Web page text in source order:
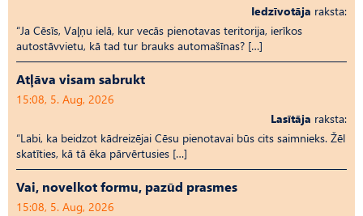
Iedzīvotāja raksta:
“Ja Cēsīs, Vaļņu ielā, kur vecās pienotavas teritorija, ierīkos
autostāvvietu, kā tad tur brauks automašīnas? […]
Atļāva visam sabrukt
15:08, 5. Aug, 2026
Lasītāja raksta:
“Labi, ka beidzot kādreizējai Cēsu pienotavai būs cits saimnieks. Žēl
skatīties, kā tā ēka pārvērtusies […]
Vai, novelkot formu, pazūd prasmes
15:08, 5. Aug, 2026